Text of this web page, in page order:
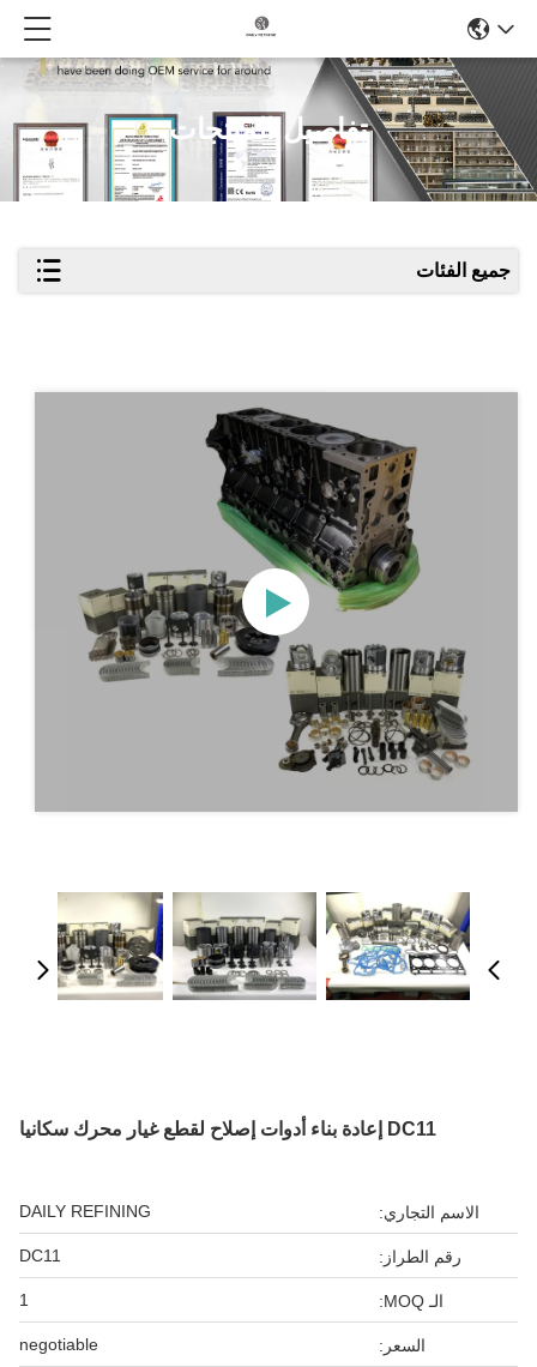
تفاصيل المنتجات
جميع الفئات
DC11 إعادة بناء أدوات إصلاح لقطع غيار محرك سكانيا
الاسم التجاري: DAILY REFINING
رقم الطراز: DC11
الـ MOQ: 1
السعر: negotiable